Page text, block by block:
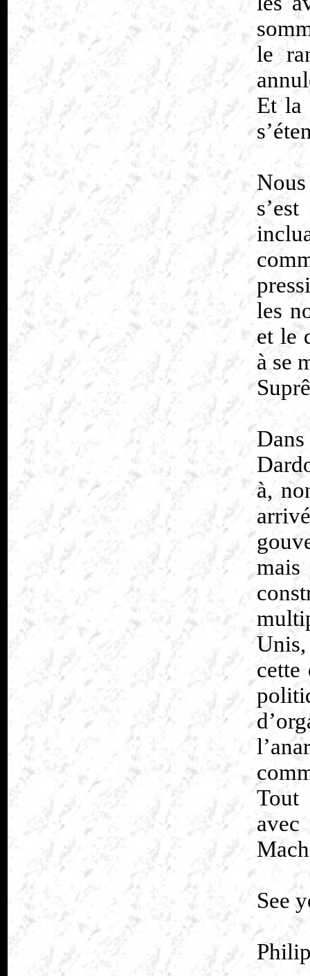
le
Et la
les
et le
à se
à,
Tout
See